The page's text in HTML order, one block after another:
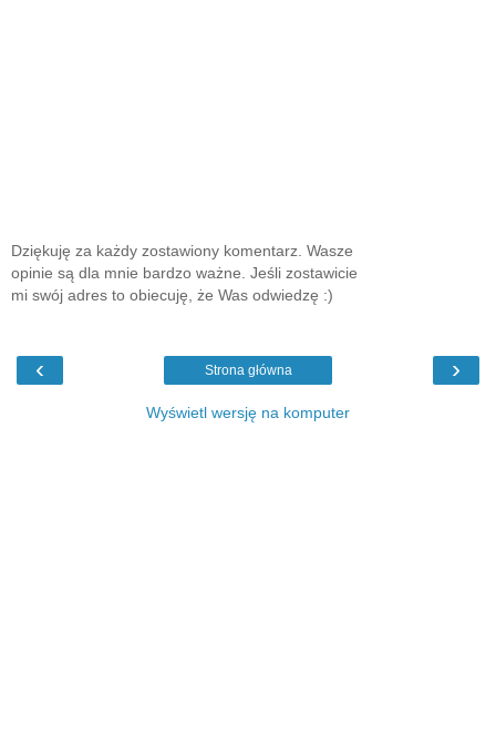
Dziękuję za każdy zostawiony komentarz. Wasze
opinie są dla mnie bardzo ważne. Jeśli zostawicie
mi swój adres to obiecuję, że Was odwiedzę :)
‹ ›
Strona główna
Wyświetl wersję na komputer